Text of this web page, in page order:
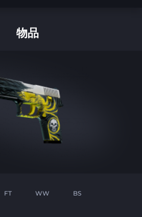
物品
FT WW BS